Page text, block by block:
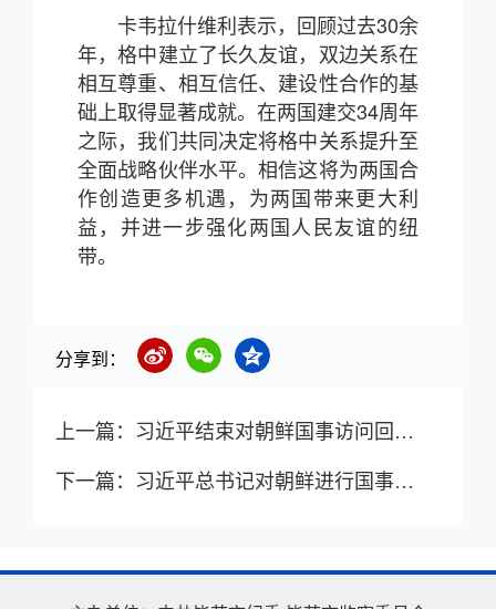
卡韦拉什维利表示，回顾过去30余
年，格中建立了长久友谊，双边关系在
相互尊重、相互信任、建设性合作的基
础上取得显著成就。在两国建交34周年
之际，我们共同决定将格中关系提升至
全面战略伙伴水平。相信这将为两国合
作创造更多机遇，为两国带来更大利
益，并进一步强化两国人民友谊的纽
带。
分享到：
上一篇： 习近平结束对朝鲜国事访问回到北京
下一篇： 习近平总书记对朝鲜进行国事访问纪实